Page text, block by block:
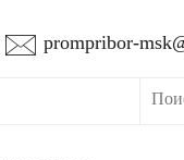
🖂 prompribor-